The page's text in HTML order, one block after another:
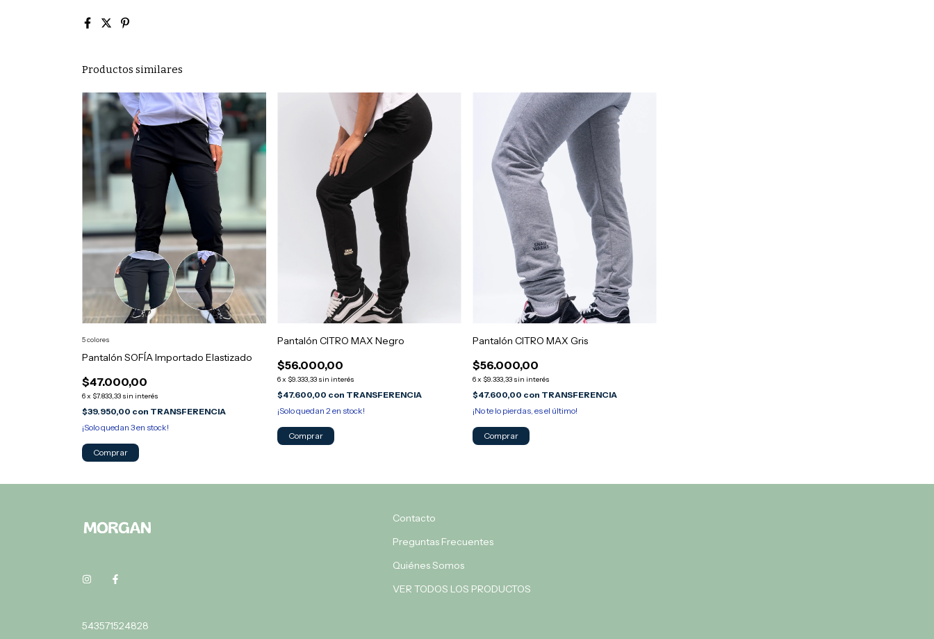
Productos similares
Pantalón SOFÍA Importado Elastizado
$47.000,00
6x $7.833,33 sin interés
$39.950,00 con TRANSFERENCIA
¡Solo quedan 3en stock!
5 colores
Comprar
Pantalón CITRO MAX Negro
$56.000,00
6x $9.333,33 sin interés
$47.600,00 con TRANSFERENCIA
¡Solo quedan 2 en stock!
Comprar
Pantalón CITRO MAX Gris
$56.000,00
6x $9.333,33 sin interés
$47.600,00 con TRANSFERENCIA
¡No te lo pierdas, es el último!
Comprar
543571524828
Contacto
Preguntas Frecuentes
Quiénes Somos
VER TODOS LOS PRODUCTOS